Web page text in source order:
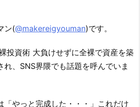
ン(@makereigyouman)です。
投資術 大負けせずに全裸で資産を築
れ、SNS界隈でも話題を呼んでいま
「やっと完成した・・・」これだけ